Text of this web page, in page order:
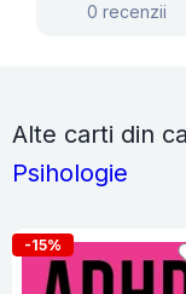
0 recenzii
Alte carti din
Psihologie
-15%